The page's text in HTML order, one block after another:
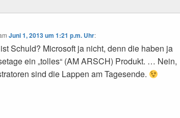
Juni 1, 2013 um 1:21 p.m. Uhr:
Schuld? Microsoft ja nicht, denn die haben ja
ein „tolles“ (AM ARSCH) Produkt. … Nein,
sind die Lappen am Tagesende.